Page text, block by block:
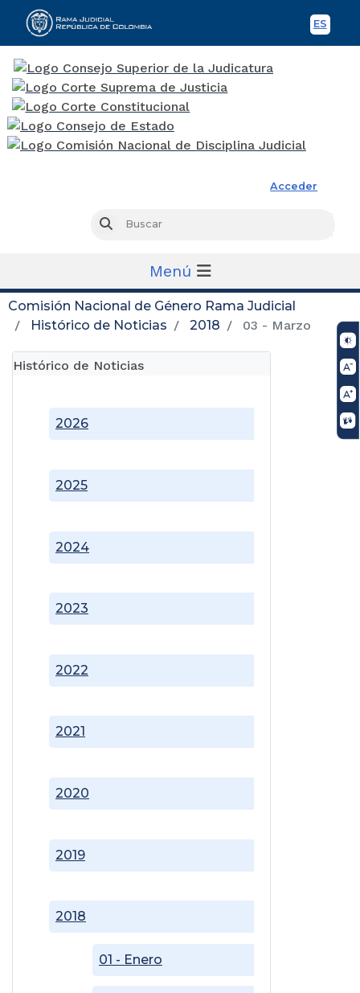
ES
Acceder
Buscar
Menú
Comisión Nacional de Género Rama Judicial
Histórico de Noticias
2018 03 - Marzo
Histórico de Noticias
2018
01 - Enero
2019
2020
2021
2022
2023
2024
2025
2026